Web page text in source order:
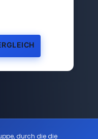
durch die die